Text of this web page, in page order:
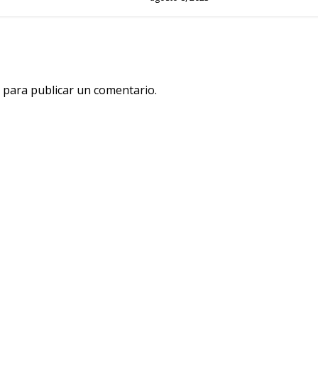
para publicar un comentario.